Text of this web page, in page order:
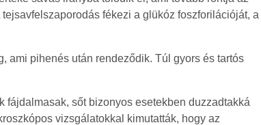
fékezi a glükóz foszforilációját, a
ami pihenés után rendeződik. Túl gyors és tartós
sőt bizonyos esetekben duzzadtakká
vizsgálatokkal kimutatták, hogy az